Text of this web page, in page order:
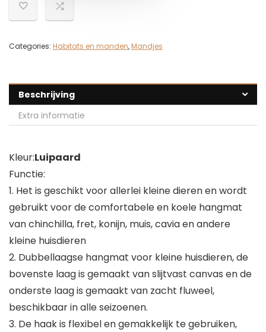
Categories: Habitats en manden, Mandjes
Beschrijving
Extra informatie
Kleur:Luipaard
Functie:
1. Het is geschikt voor allerlei kleine dieren en wordt
gebruikt voor de comfortabele en koele hangmat
van chinchilla, fret, konijn, muis, cavia en andere
kleine huisdieren
2. Dubbellaagse hangmat voor kleine huisdieren, de
bovenste laag is gemaakt van slijtvast canvas en de
onderste laag is gemaakt van zacht fluweel,
beschikbaar in alle seizoenen.
3. De haak is flexibel en gemakkelijk te gebruiken,